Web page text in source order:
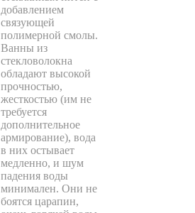
добавлением
связующей
полимерной смолы.
Ванны из
стекловолокна
обладают высокой
прочностью,
жесткостью (им не
требуется
дополнительное
армирование), вода
в них остывает
медленно, и шум
падения воды
минимален. Они не
боятся царапин,